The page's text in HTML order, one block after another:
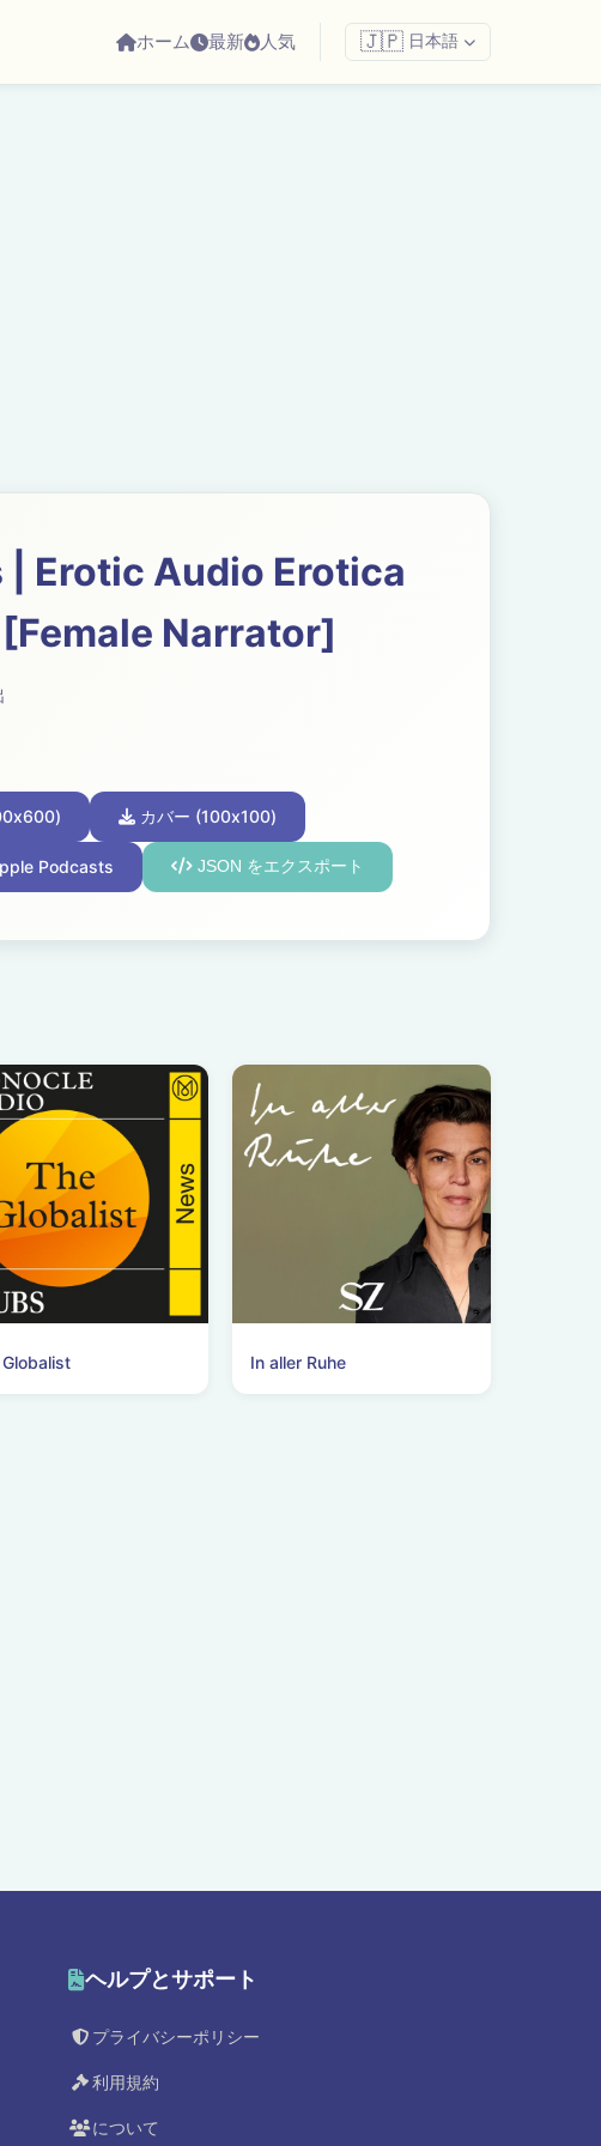
ホーム 最新 人気 🇯🇵 日本語
| Erotic Audio Erotica
Narrator]
カバー (100x100)
Podcasts JSON をエクスポート
In aller Ruhe
ヘルプとサポート
プライバシーポリシー
利用規約
について